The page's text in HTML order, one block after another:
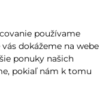
čo
Vaša
používame
dokážeme na webe
ponuky našich
pokiaľ nám k tomu